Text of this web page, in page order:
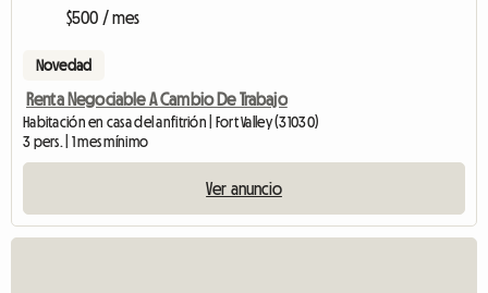
$500 / mes
Novedad
Renta Negociable A Cambio De Trabajo
Habitación en casa del anfitrión | Fort Valley (31030)
3 pers. | 1 mes mínimo
Ver anuncio